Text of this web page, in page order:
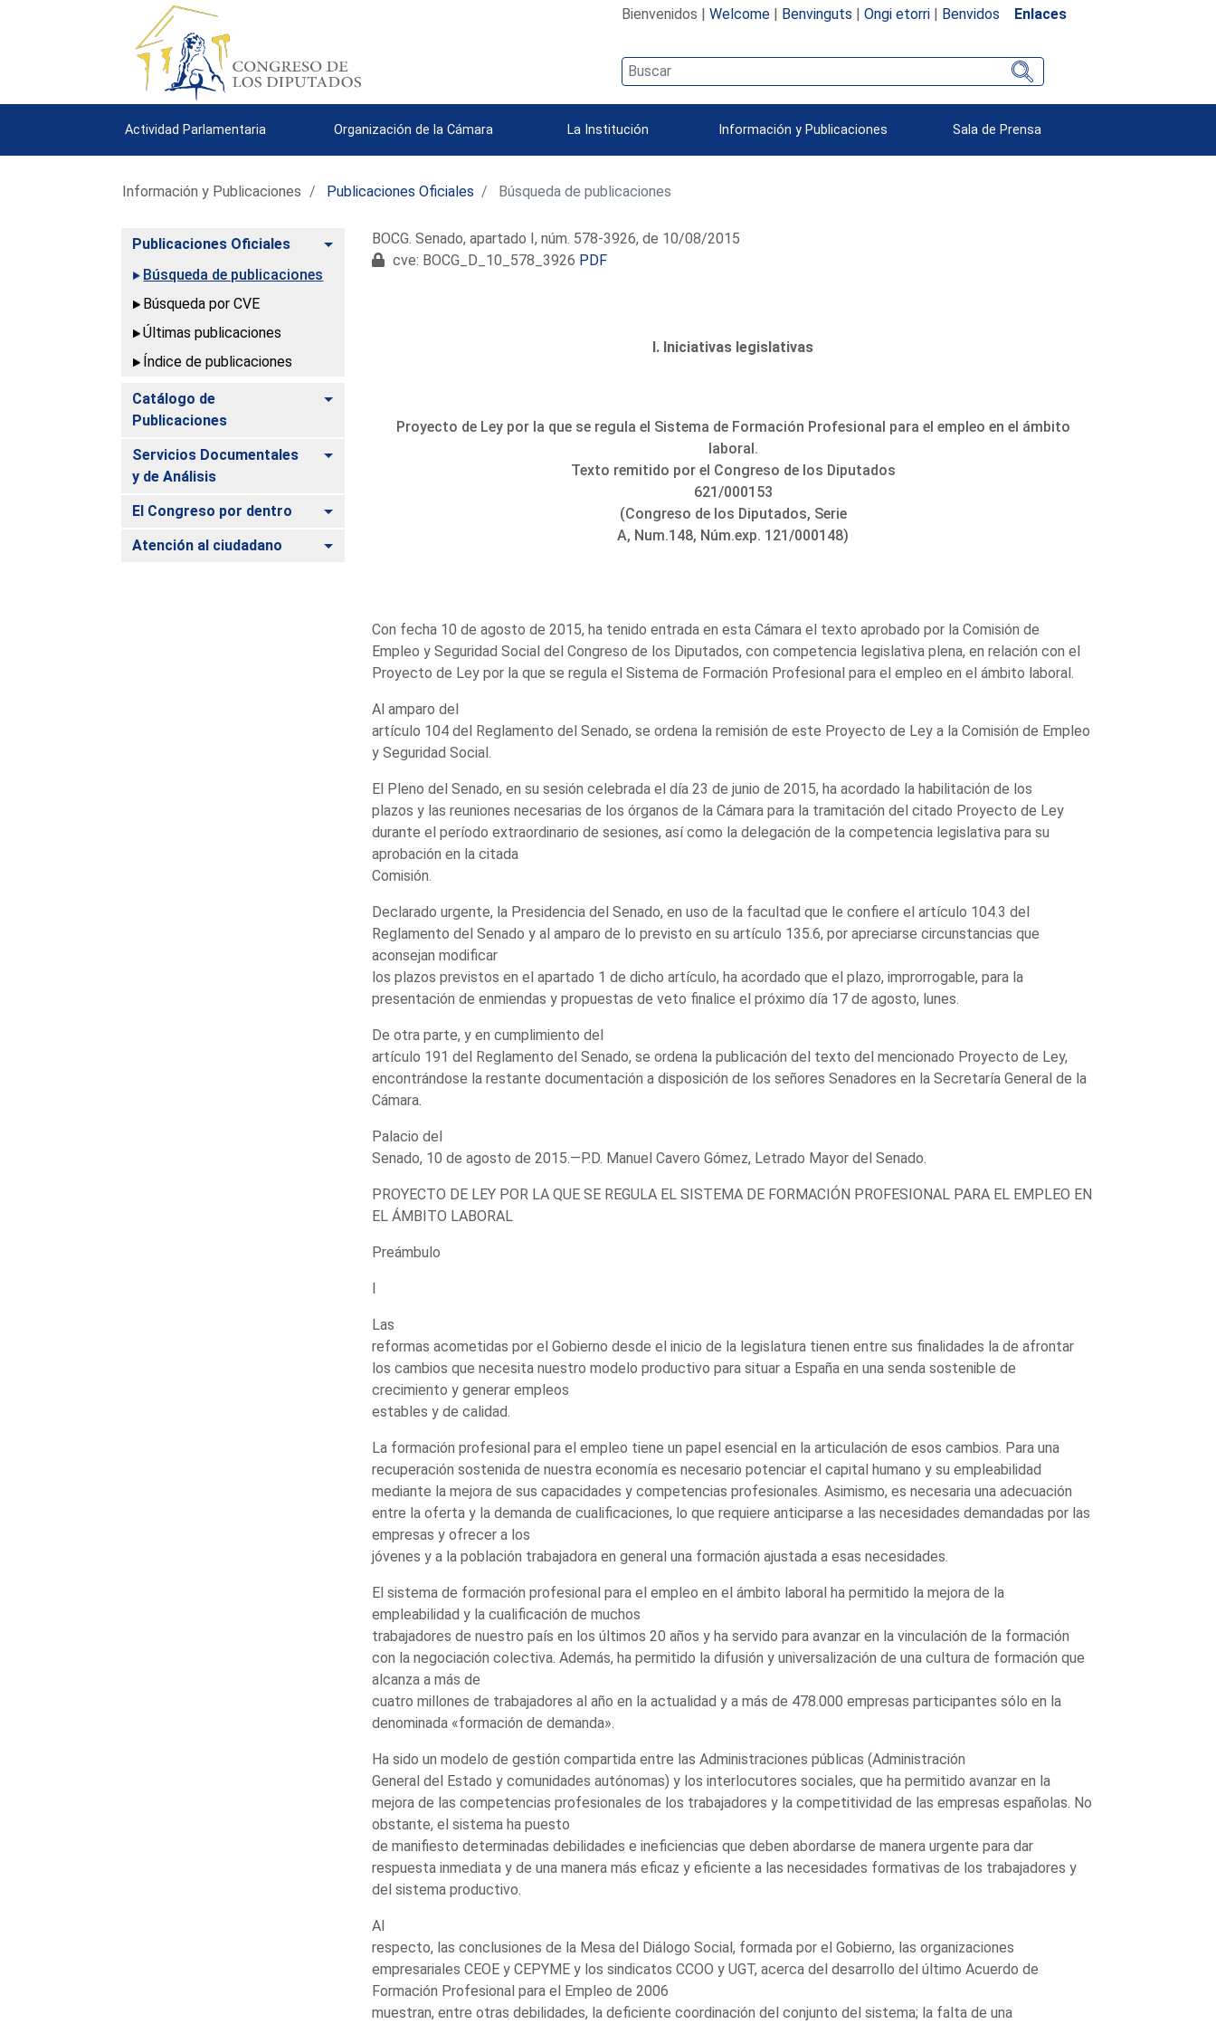
Bienvenidos | Welcome| Benvinguts | Ongi etorri| Benvidos Enlaces
Actividad Parlamentaria Organización de la Cámara La Institución Información y Publicaciones Sala de Prensa
Información y Publicaciones Publicaciones Oficiales Búsqueda de publicaciones
Publicaciones Oficiales
Alternar
Búsqueda de publicaciones
Búsqueda por CVE
Últimas publicaciones
Índice de publicaciones
Catálogo de
Publicaciones
Alternar
Servicios Documentales
y de Análisis
Alternar
El Congreso por dentro Alternar
Atención al ciudadano Alternar
BOCG. Senado, apartado I, núm. 578-3926, de 10/08/2015
cve: BOCG_D_10_578_3926 PDF
I. Iniciativas legislativas
Proyecto de Ley por la que se regula el Sistema de Formación Profesional para el empleo en el ámbito
laboral.
Texto remitido por el Congreso de los Diputados
621/000153
(Congreso de los Diputados, Serie
A, Num.148, Núm.exp. 121/000148)
Con fecha 10 de agosto de 2015, ha tenido entrada en esta Cámara el texto aprobado por la Comisión de
Empleo y Seguridad Social del Congreso de los Diputados, con competencia legislativa plena, en relación con el
Proyecto de Ley por la que se regula el Sistema de Formación Profesional para el empleo en el ámbito laboral.
Al amparo del
artículo 104 del Reglamento del Senado, se ordena la remisión de este Proyecto de Ley a la Comisión de Empleo
y Seguridad Social.
El Pleno del Senado, en su sesión celebrada el día 23 de junio de 2015, ha acordado la habilitación de los
plazos y las reuniones necesarias de los órganos de la Cámara para la tramitación del citado Proyecto de Ley
durante el período extraordinario de sesiones, así como la delegación de la competencia legislativa para su
aprobación en la citada
Comisión.
Declarado urgente, la Presidencia del Senado, en uso de la facultad que le confiere el artículo 104.3 del
Reglamento del Senado y al amparo de lo previsto en su artículo 135.6, por apreciarse circunstancias que
aconsejan modificar
los plazos previstos en el apartado 1 de dicho artículo, ha acordado que el plazo, improrrogable, para la
presentación de enmiendas y propuestas de veto finalice el próximo día 17 de agosto, lunes.
De otra parte, y en cumplimiento del
artículo 191 del Reglamento del Senado, se ordena la publicación del texto del mencionado Proyecto de Ley,
encontrándose la restante documentación a disposición de los señores Senadores en la Secretaría General de la
Cámara.
Palacio del
Senado, 10 de agosto de 2015.—P.D. Manuel Cavero Gómez, Letrado Mayor del Senado.
PROYECTO DE LEY POR LA QUE SE REGULA EL SISTEMA DE FORMACIÓN PROFESIONAL PARA EL EMPLEO EN
EL ÁMBITO LABORAL
Preámbulo
I
Las
reformas acometidas por el Gobierno desde el inicio de la legislatura tienen entre sus finalidades la de afrontar
los cambios que necesita nuestro modelo productivo para situar a España en una senda sostenible de
crecimiento y generar empleos
estables y de calidad.
La formación profesional para el empleo tiene un papel esencial en la articulación de esos cambios. Para una
recuperación sostenida de nuestra economía es necesario potenciar el capital humano y su empleabilidad
mediante la mejora de sus capacidades y competencias profesionales. Asimismo, es necesaria una adecuación
entre la oferta y la demanda de cualificaciones, lo que requiere anticiparse a las necesidades demandadas por las
empresas y ofrecer a los
jóvenes y a la población trabajadora en general una formación ajustada a esas necesidades.
El sistema de formación profesional para el empleo en el ámbito laboral ha permitido la mejora de la
empleabilidad y la cualificación de muchos
trabajadores de nuestro país en los últimos 20 años y ha servido para avanzar en la vinculación de la formación
con la negociación colectiva. Además, ha permitido la difusión y universalización de una cultura de formación que
alcanza a más de
cuatro millones de trabajadores al año en la actualidad y a más de 478.000 empresas participantes sólo en la
denominada «formación de demanda».
Ha sido un modelo de gestión compartida entre las Administraciones públicas (Administración
General del Estado y comunidades autónomas) y los interlocutores sociales, que ha permitido avanzar en la
mejora de las competencias profesionales de los trabajadores y la competitividad de las empresas españolas. No
obstante, el sistema ha puesto
de manifiesto determinadas debilidades e ineficiencias que deben abordarse de manera urgente para dar
respuesta inmediata y de una manera más eficaz y eficiente a las necesidades formativas de los trabajadores y
del sistema productivo.
Al
respecto, las conclusiones de la Mesa del Diálogo Social, formada por el Gobierno, las organizaciones
empresariales CEOE y CEPYME y los sindicatos CCOO y UGT, acerca del desarrollo del último Acuerdo de
Formación Profesional para el Empleo de 2006
muestran, entre otras debilidades, la deficiente coordinación del conjunto del sistema; la falta de una